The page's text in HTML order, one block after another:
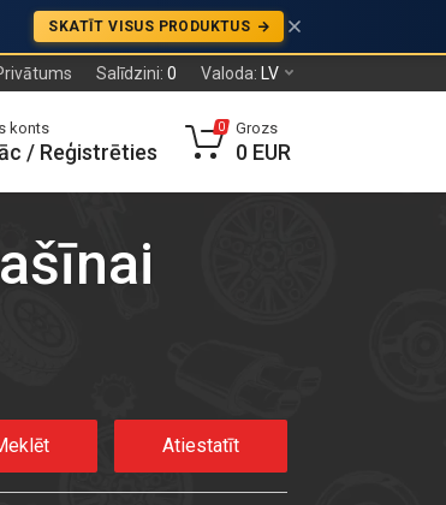
SKATĪT VISUS PRODUKTUS
Salīdzini: 0 Valoda: LV
konts
/ Reģistrēties
0 Grozs
0 EUR